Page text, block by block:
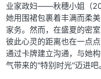
业家政妇——秋穗小姐（20
她用围裙包裹着丰满而柔
家务。然而，在盛夏的密
彼此心灵的距离也在一点点
通过卡牌建立沟通，与她
气带来的"特别时光"迈进吧。